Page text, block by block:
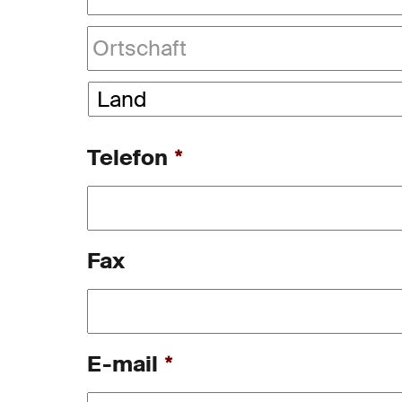
Anschrift
Telefon *
Fax
E-mail *